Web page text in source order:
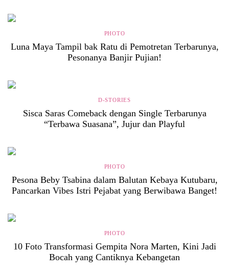
PHOTO
Luna Maya Tampil bak Ratu di Pemotretan Terbarunya,
Pesonanya Banjir Pujian!
D-STORIES
Sisca Saras Comeback dengan Single Terbarunya
“Terbawa Suasana”, Jujur dan Playful
PHOTO
Pesona Beby Tsabina dalam Balutan Kebaya Kutubaru,
Pancarkan Vibes Istri Pejabat yang Berwibawa Banget!
PHOTO
10 Foto Transformasi Gempita Nora Marten, Kini Jadi
Bocah yang Cantiknya Kebangetan